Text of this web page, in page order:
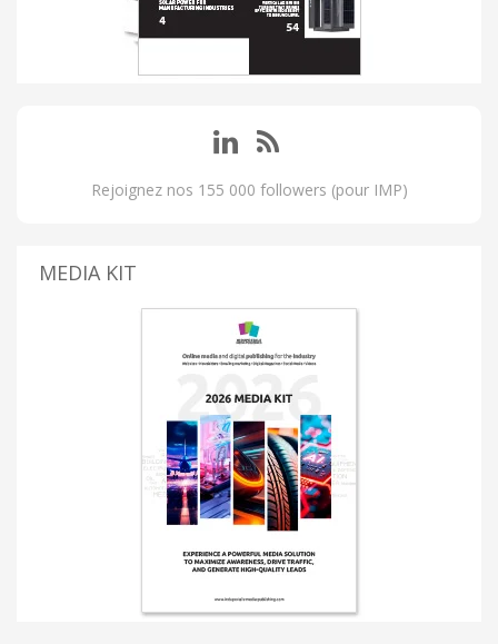
Rejoignez nos 155 000 followers (pour IMP)
MEDIA KIT